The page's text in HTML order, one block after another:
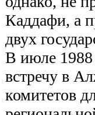
Каддафи, а
двух
В июле 1988
встречу в
комитетов